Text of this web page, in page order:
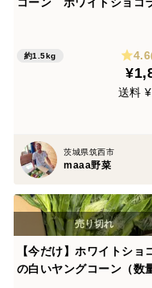
約1.5kg 4.6
送料
茨城県筑西市
maaa野菜
【今だけ】ホワイトショ
の白いヤングコーン（数